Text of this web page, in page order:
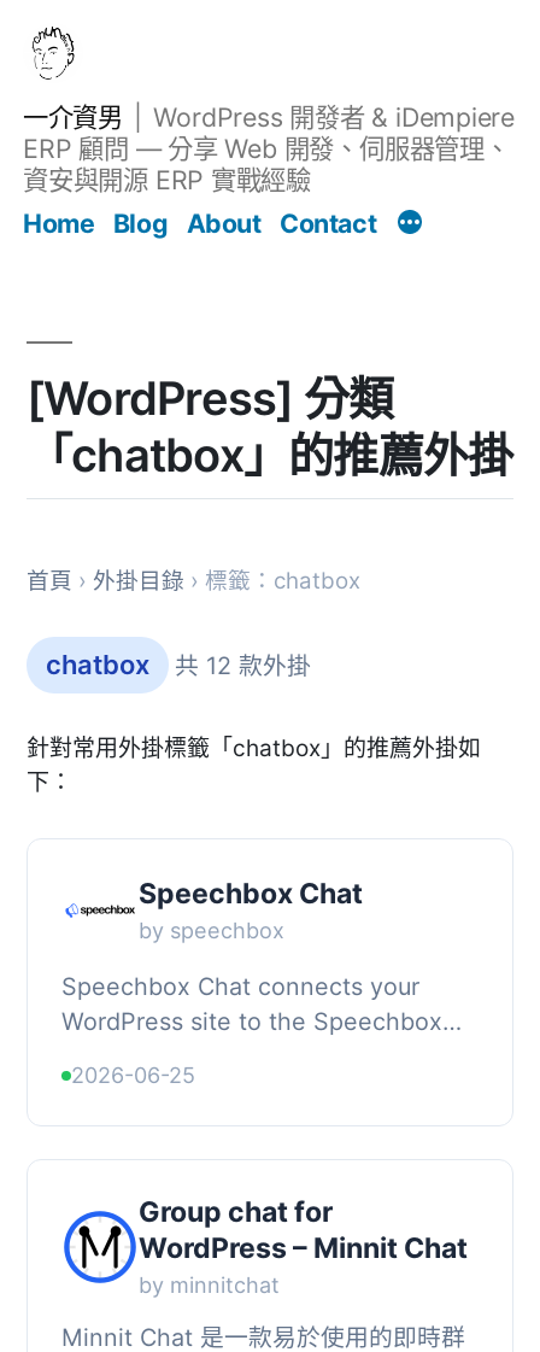
一介資男
WordPress 開發者 & iDempiere
ERP 顧問 — 分享 Web 開發、伺服器管理、
資安與開源 ERP 實戰經驗
Home
Blog About Contact
[WordPress] 分類
「chatbox」的推薦外掛
首頁 › 外掛目錄 › 標籤：chatbox
chatbox 共 12 款外掛
針對常用外掛標籤「chatbox」的推薦外掛如
下：
Speechbox Chat
by speechbox
Speechbox Chat connects your
WordPress site to the Speechbox
speechbox.chat. After connecting or
creating a Speechbox accoun...
2026-06-25
Group chat for
WordPress – Minnit Chat
by minnitchat
Minnit Chat 是一款易於使用的即時群
文章